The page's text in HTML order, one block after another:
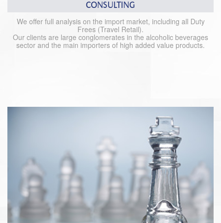
CONSULTING
We offer full analysis on the import market, including all Duty
Frees (Travel Retail).
Our clients are large conglomerates in the alcoholic beverages
sector and the main importers of high added value products.